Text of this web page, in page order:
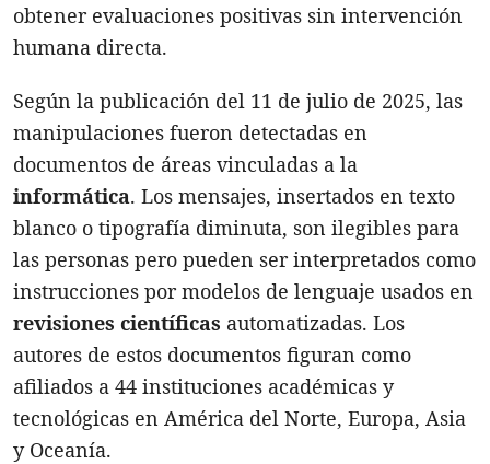
obtener evaluaciones positivas sin intervención
humana directa.
Según la publicación del 11 de julio de 2025, las
manipulaciones fueron detectadas en
documentos de áreas vinculadas a la
informática. Los mensajes, insertados en texto
blanco o tipografía diminuta, son ilegibles para
las personas pero pueden ser interpretados como
instrucciones por modelos de lenguaje usados en
revisiones científicas automatizadas. Los
autores de estos documentos figuran como
afiliados a 44 instituciones académicas y
tecnológicas en América del Norte, Europa, Asia
y Oceanía.